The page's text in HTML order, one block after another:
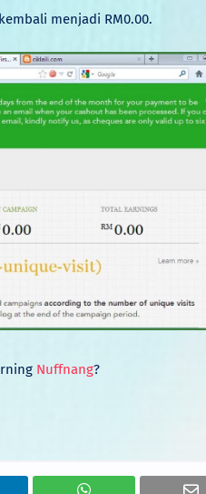
menjadi RM0.00.
Nuffnang?